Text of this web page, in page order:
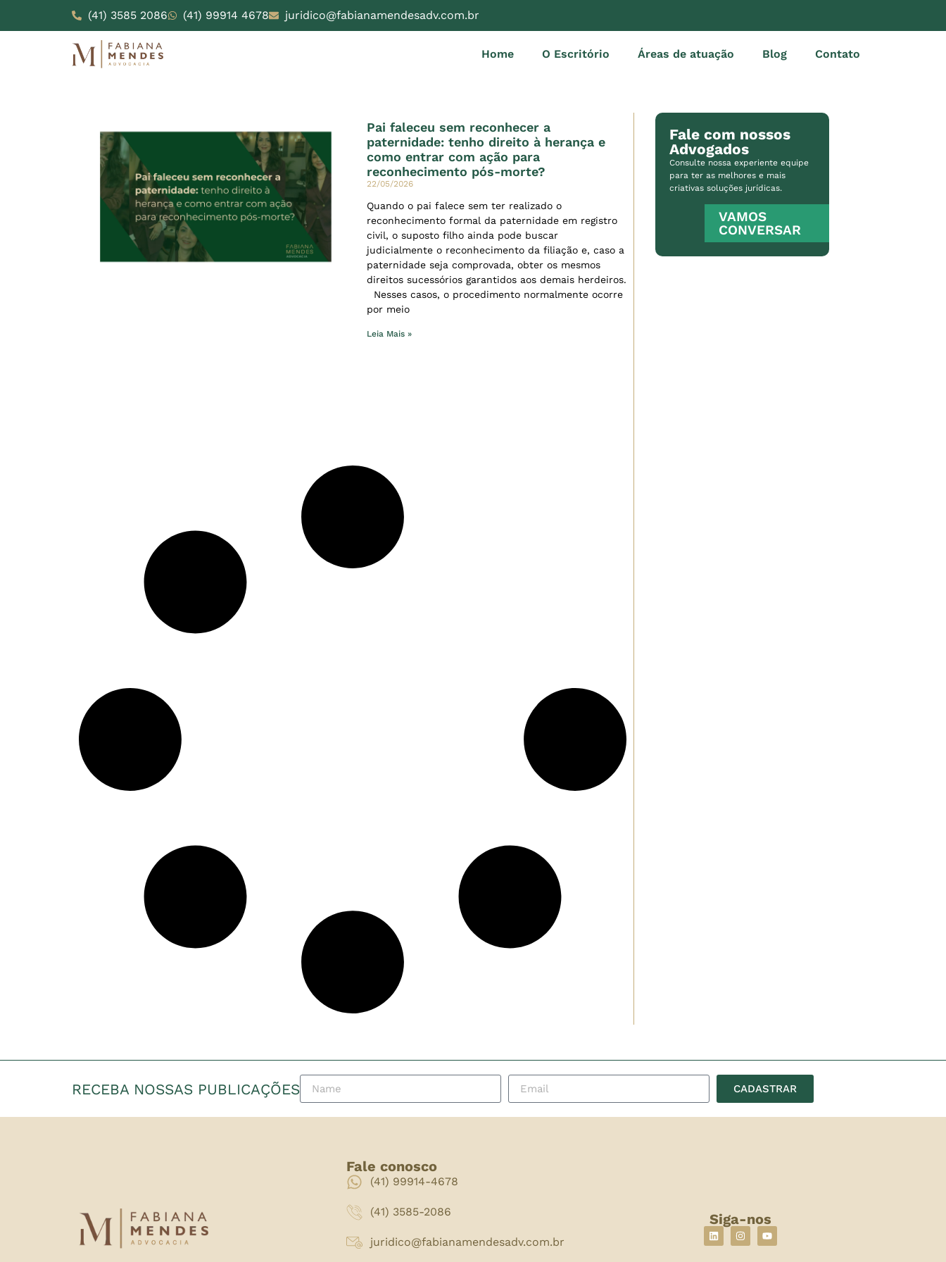
(41) 3585 2086 (41) 99914 4678 juridico@fabianamendesadv.com.br
Home O Escritório Áreas de atuação Blog Contato
Pai faleceu sem reconhecer a
paternidade: tenho direito à herança e
como entrar com ação para
reconhecimento pós-morte?
22/05/2026
Quando o pai falece sem ter realizado o
reconhecimento formal da paternidade em registro
civil, o suposto filho ainda pode buscar
judicialmente o reconhecimento da filiação e, caso a
paternidade seja comprovada, obter os mesmos
direitos sucessórios garantidos aos demais herdeiros.
Nesses casos, o procedimento normalmente ocorre
por meio
Leia Mais »
Fale com nossos
Advogados
Consulte nossa experiente equipe
para ter as melhores e mais
criativas soluções jurídicas.
VAMOS
CONVERSAR
RECEBA NOSSAS PUBLICAÇÕES CADASTRAR
Fale conosco
(41) 99914-4678
(41) 3585-2086
juridico@fabianamendesadv.com.br
Siga-nos